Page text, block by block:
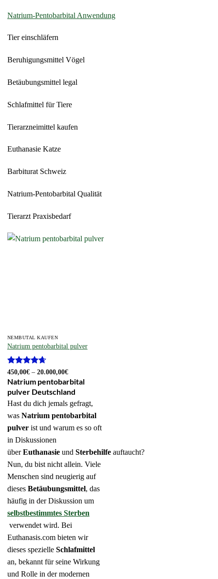
Natrium-Pentobarbital Anwendung
Tier einschläfern
Beruhigungsmittel Vögel
Betäubungsmittel legal
Schlafmittel für Tiere
Tierarzneimittel kaufen
Euthanasie Katze
Barbiturat Schweiz
Natrium-Pentobarbital Qualität
Tierarzt Praxisbedarf
NEMBUTAL KAUFEN
Natrium pentobarbital pulver
Bewertet
mit4.64
von 5
450,00€ – 20.000,00€Preisspanne:
450,00€
bis
20.000,00€
Natrium pentobarbital
pulver Deutschland
Hast du dich jemals gefragt,
was Natrium pentobarbital
pulverist und warum es so oft
in Diskussionen
überEuthanasieund Sterbehilfeauftaucht?
Nun, du bist nicht allein. Viele
Menschen sind neugierig auf
dieses Betäubungsmittel, das
häufig in der Diskussion um
selbstbestimmtes Sterben
verwendet wird. Bei
Euthanasis.com bieten wir
dieses spezielle Schlafmittel
an, bekannt für seine Wirkung
und Rolle in der modernen